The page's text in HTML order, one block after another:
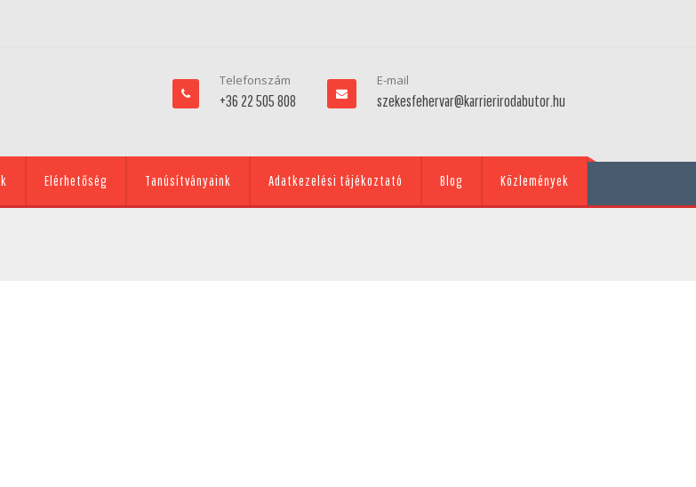
Telefonszám
+36 22 505 808
E-mail
szekesfehervar@karrierirodabutor.hu
Elérhetőség Tanúsítványaink Adatkezelési tájékoztató Blog Közlemények